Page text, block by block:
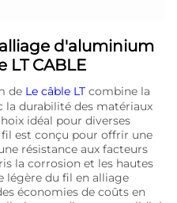
d'aluminium
LT CABLE
de Le câble LT combine la
durabilité des matériaux
idéal pour diverses
est conçu pour offrir une
résistance aux facteurs
la corrosion et les hautes
légère du fil en alliage
économies de coûts en